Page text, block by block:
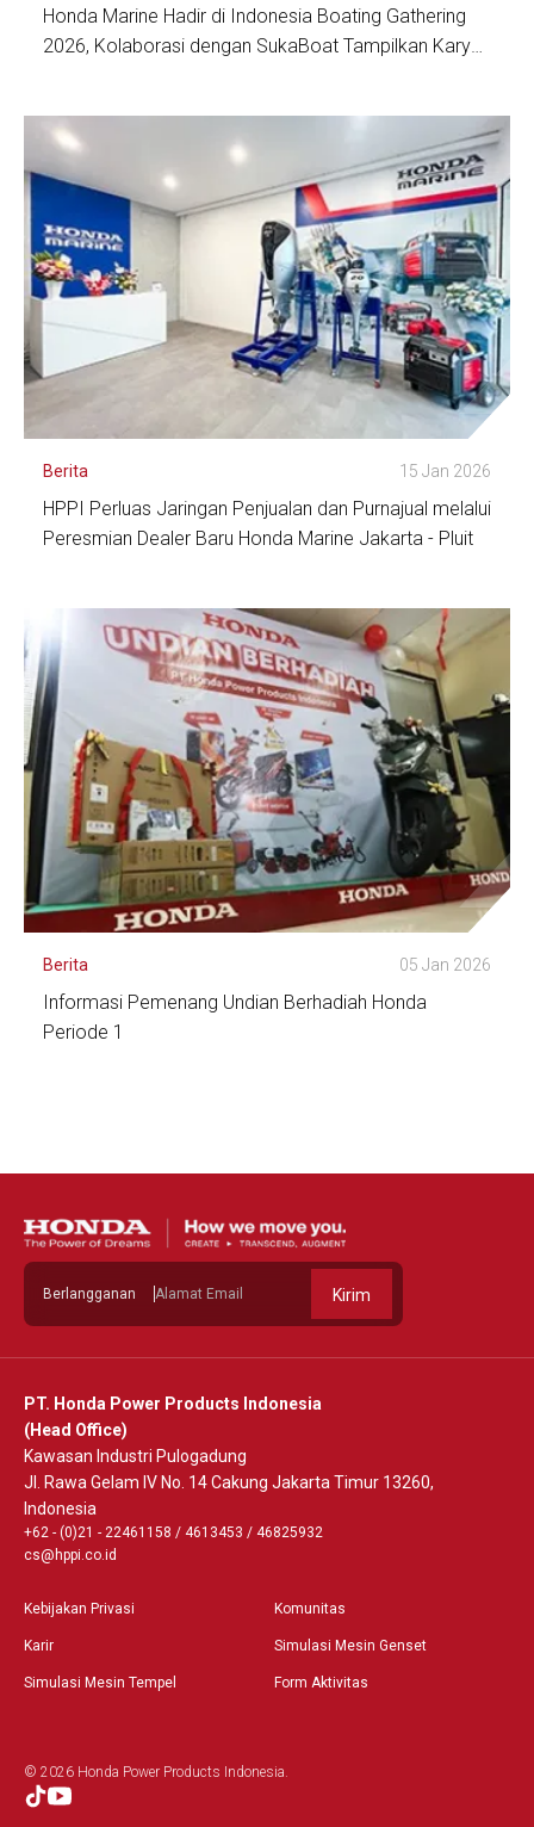
Honda Marine Hadir di Indonesia Boating Gathering
2026, Kolaborasi dengan SukaBoat Tampilkan Karya
Lihat Detail
Berita 15 Jan 2026
HPPI Perluas Jaringan Penjualan dan Purnajual melalui
Peresmian Dealer Baru Honda Marine Jakarta - Pluit
Lihat Detail
Berita 05 Jan 2026
Informasi Pemenang Undian Berhadiah Honda
Periode 1
Berlangganan Kirim
PT. Honda Power Products Indonesia
(Head Office)
Kawasan Industri Pulogadung
Jl. Rawa Gelam IV No. 14 Cakung Jakarta Timur 13260,
Indonesia
+62 - (0)21 - 22461158 / 4613453 / 46825932
cs@hppi.co.id
Kebijakan Privasi Komunitas
Karir Simulasi Mesin Genset
Simulasi Mesin Tempel Form Aktivitas
© 2026 Honda Power Products Indonesia.